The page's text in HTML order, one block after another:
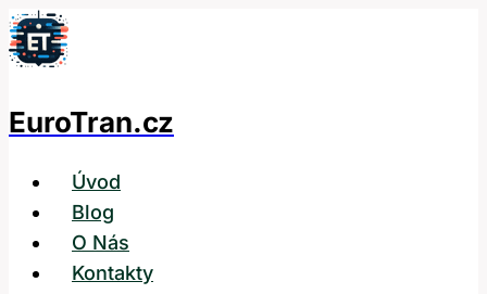
Přeskočit
na
EuroTran.cz
Úvod
Blog
O Nás
Kontakty